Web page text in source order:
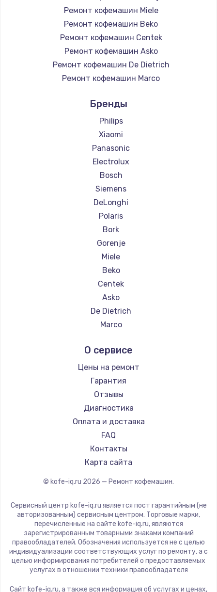
Ремонт кофемашин Miele
Ремонт кофемашин Beko
Ремонт кофемашин Centek
Ремонт кофемашин Asko
Ремонт кофемашин De Dietrich
Ремонт кофемашин Marco
Ремонт кофемашин Jura
Ремонт кофемашин Olympia
Ремонт кофемашин Saeco
Ремонт кофемашин La Cimbali
Ремонт кофемашин WMF
Ремонт кофемашин Yamaguchi
Ремонт кофемашин Nivona
Ремонт кофемашин Astoria
Ремонт кофемашин JVC
Ремонт кофемашин Ariston
Ремонт кофемашин Grundig
Ремонт кофемашин ROCKET MOZZAFIATO
Ремонт кофемашин Vivitek
Ремонт кофемашин Thomson
Ремонт кофемашин Hisense
Ремонт кофемашин DELTA
Ремонт кофемашин Tefal
Ремонт кофемашин RED solution
Ремонт кофемашин Bravilor Bonamat
Ремонт кофемашин Vard
Ремонт кофемашин Tuvio
Ремонт кофемашин Carrera
Ремонт кофемашин Supra
Бренды
Philips
Xiaomi
Panasonic
Electrolux
Bosch
Siemens
DeLonghi
Polaris
Bork
Gorenje
Miele
Beko
Centek
Asko
De Dietrich
Marco
Jura
Olympia
Saeco
La Cimbali
WMF
Yamaguchi
Nivona
Astoria
JVC
ROCKET MOZZAFIATO
Vivitek
Thomson
Hisense
DELTA
Tefal
О сервисе
Цены на ремонт
Гарантия
Отзывы
Диагностика
Оплата и доставка
FAQ
Контакты
Карта сайта
© kofe-iq.ru 2026 — Ремонт кофемашин.
Сервисный центр kofe-iq.ru является пост гарантийным (не
авторизованным) сервисным центром. Торговые марки,
перечисленные на сайте kofe-iq.ru, являются
зарегистрированным товарными знаками компаний
правообладателей. Обозначения используется не с целью
индивидуализации соответствующих услуг по ремонту, а с
целью информирования потребителей о предоставляемых
услугах в отношении техники правообладателя
Сайт kofe-iq.ru, а также вся информация об услугах и ценах,